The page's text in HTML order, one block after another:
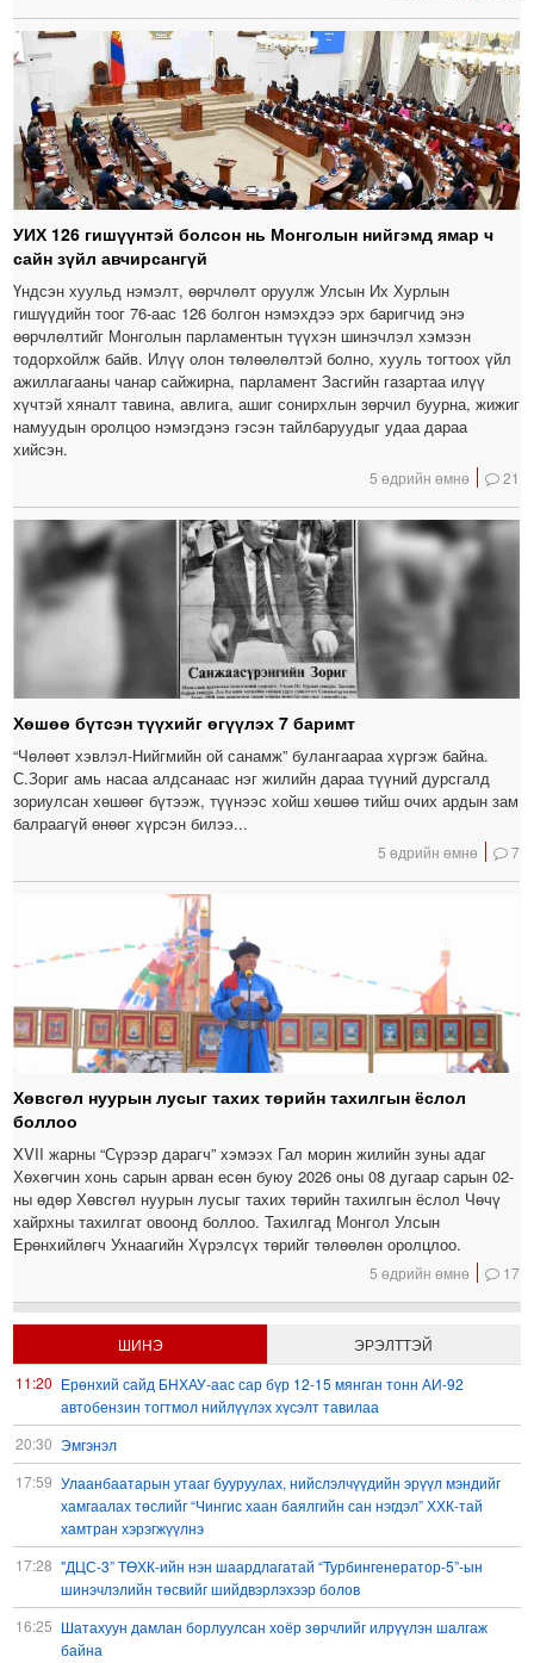
УИХ 126 гишүүнтэй болсон нь Монголын нийгэмд ямар ч
сайн зүйл авчирсангүй
Үндсэн хуульд нэмэлт, өөрчлөлт оруулж Улсын Их Хурлын
гишүүдийн тоог 76-аас 126 болгон нэмэхдээ эрх баригчид энэ
өөрчлөлтийг Монголын парламентын түүхэн шинэчлэл хэмээн
тодорхойлж байв. Илүү олон төлөөлөлтэй болно, хууль тогтоох үйл
ажиллагааны чанар сайжирна, парламент Засгийн газартаа илүү
хүчтэй хяналт тавина, авлига, ашиг сонирхлын зөрчил буурна, жижиг
намуудын оролцоо нэмэгдэнэ гэсэн тайлбаруудыг удаа дараа
хийсэн.
5 өдрийн өмнө 21
Хөшөө бүтсэн түүхийг өгүүлэх 7 баримт
“Чөлөөт хэвлэл-Нийгмийн ой санамж” булангаараа хүргэж байна.
С.Зориг амь насаа алдсанаас нэг жилийн дараа түүний дурсгалд
зориулсан хөшөөг бүтээж, түүнээс хойш хөшөө тийш очих ардын зам
балраагүй өнөөг хүрсэн билээ...
5 өдрийн өмнө 7
Хөвсгөл нуурын лусыг тахих төрийн тахилгын ёслол
боллоо
XVII жарны “Сүрээр дарагч” хэмээх Гал морин жилийн зуны адаг
Хөхөгчин хонь сарын арван есөн буюу 2026 оны 08 дугаар сарын 02-
ны өдөр Хөвсгөл нуурын лусыг тахих төрийн тахилгын ёслол Чөчү
хайрхны тахилгат овоонд боллоо. Тахилгад Монгол Улсын
Ерөнхийлөгч Ухнаагийн Хүрэлсүх төрийг төлөөлөн оролцлоо.
5 өдрийн өмнө 17
ШИНЭ
ЭРЭЛТТЭЙ
11:20 Ерөнхий сайд БНХАУ-аас сар бүр 12-15 мянган тонн АИ-92
автобензин тогтмол нийлүүлэх хүсэлт тавилаа
20:30 Эмгэнэл
17:59 Улаанбаатарын утааг бууруулах, нийслэлчүүдийн эрүүл мэндийг
хамгаалах төслийг “Чингис хаан баялгийн сан нэгдэл” ХХК-тай
хамтран хэрэгжүүлнэ
17:28 "ДЦС-3” ТӨХК-ийн нэн шаардлагатай “Турбингенератор-5”-ын
шинэчлэлийн төсвийг шийдвэрлэхээр болов
16:25 Шатахуун дамлан борлуулсан хоёр зөрчлийг илрүүлэн шалгаж
байна